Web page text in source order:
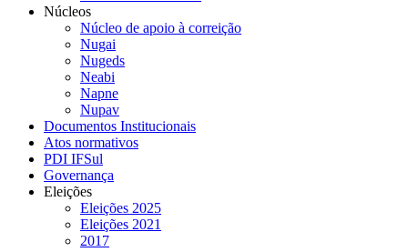
Núcleos
Núcleo de apoio à correição
Nugai
Nugeds
Neabi
Napne
Nupav
Documentos Institucionais
Atos normativos
PDI IFSul
Governança
Eleições
Eleições 2025
Eleições 2021
2017